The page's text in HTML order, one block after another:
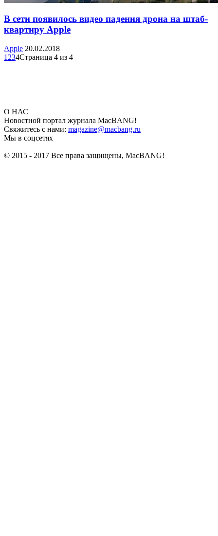
В сети появилось видео падения дрона на штаб-
квартиру Apple
Apple 20.02.2018
1 234Страница 4 из 4
О НАС
Новостной портал журнала MacBANG!
Свяжитесь с нами: magazine@macbang.ru
Мы в соцсетях
© 2015 - 2017 Все права защищены, MacBANG!